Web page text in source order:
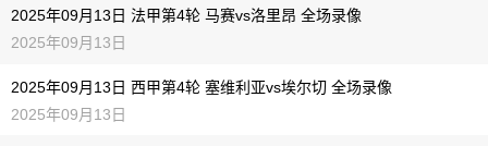
09-13 【意甲】 卡利亚里VS帕尔马
09-13 【中超】 青岛西海岸VS浙江
09-13 【意甲】 卡利亚里VS帕尔马
2025年09月13日 法甲第4轮 马赛vs洛里昂 全场录像
2025年09月13日
2025年09月13日 西甲第4轮 塞维利亚vs埃尔切 全场录像
2025年09月13日